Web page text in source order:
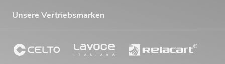
Unsere Vertriebsmarken